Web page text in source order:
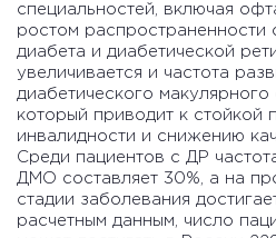
специальностей, включая
ростом распространенности
диабета и диабетической
увеличивается и частота
диабетического
который приводит к стойкой
инвалидности и снижению
Среди пациентов с ДР
ДМО составляет 30%, а на
стадии заболевания
расчетным данным, число